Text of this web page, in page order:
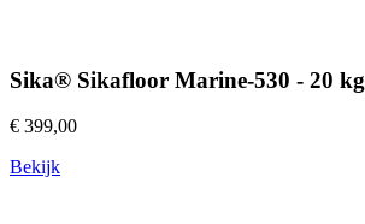
Sika® Sikafloor Marine-530 - 20 kg
€ 399,00
Bekijk